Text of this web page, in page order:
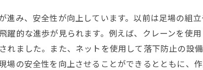
進み、安全性が向上しています。以前は足場の組
躍的な進歩が見られます。例えば、クレーンを使
れました。また、ネットを使用して落下防止の設
場の安全性を向上させることができるとともに、